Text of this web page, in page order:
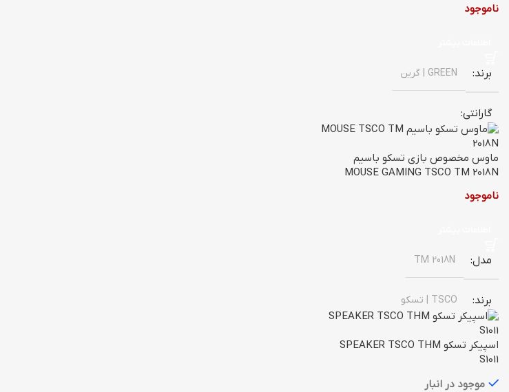
تضمین کالا اصل + گارانتی اصلی توسن
سیستم
ناموجود
برند GREEN | گرین
گارانتی
تضمین اصالت کالا اروجینال+گارانتی
اصلی گرین سیاره سبز
مدل
1997 گرم
ماوس مخصوص بازی تسکو باسیم
MOUSE GAMING TSCO TM 2018N
ناموجود
مدل TM 2018N
برند TSCO | تسکو
نوع اتصال باسیم
گارانتی
اسپیکر تسکو SPEAKER TSCO THM
S1011
موجود در انبار